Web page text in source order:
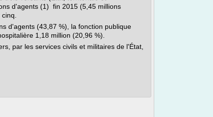
d'agents (1) fin 2015 (5,45 millions
d'agents (43,87 %), la fonction publique
1,18 million (20,96 %).
par les services civils et militaires de l'État,